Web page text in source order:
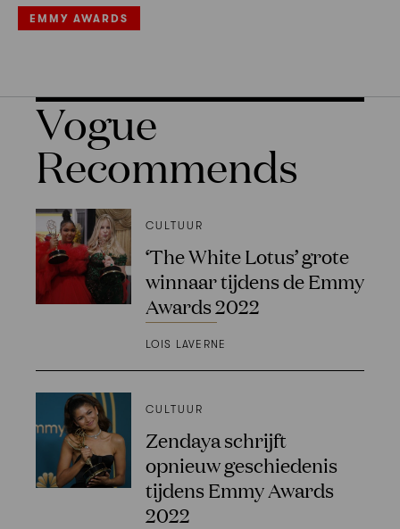
EMMY AWARDS
Vogue
Recommends
CULTUUR
‘The White Lotus’ grote
winnaar tijdens de Emmy
Awards 2022
LOIS LAVERNE
CULTUUR
Zendaya schrijft
opnieuw geschiedenis
tijdens Emmy Awards
2022